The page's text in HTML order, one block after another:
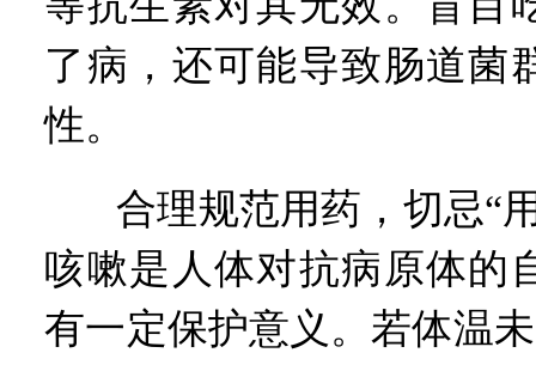
了病，还可能导致肠道菌
性。
合理规范用药，切忌“
咳嗽是人体对抗病原体的
有一定保护意义。若体温